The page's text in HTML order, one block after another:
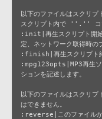
以下のファイルはスクリプ
スクリプト内で ''.'' コマ
:init|再生スクリプト開始
定、ネットワーク取得時の
:finish|再生スクリプト終
:mpg123opts|MP3再生ソ
ションを記述します。
以下のファイルはスクリプ
はできません。
:reverse|このファイル